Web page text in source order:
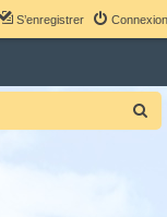
Connexion
S’enregistrer